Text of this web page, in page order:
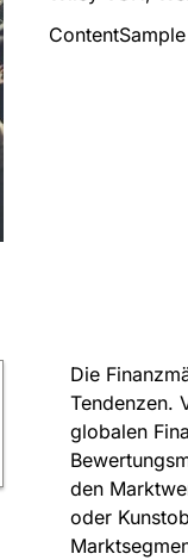
Content
Die
Tendenzen.
globalen
den
oder